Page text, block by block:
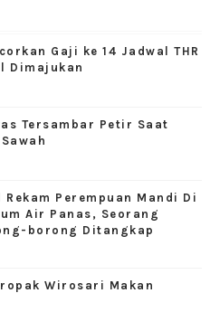
Gaji ke 14 Jadwal THR
Dimajukan
Tersambar Petir Saat
Perempuan Mandi Di
Air Panas, Seorang
borong Ditangkap
Wirosari Makan